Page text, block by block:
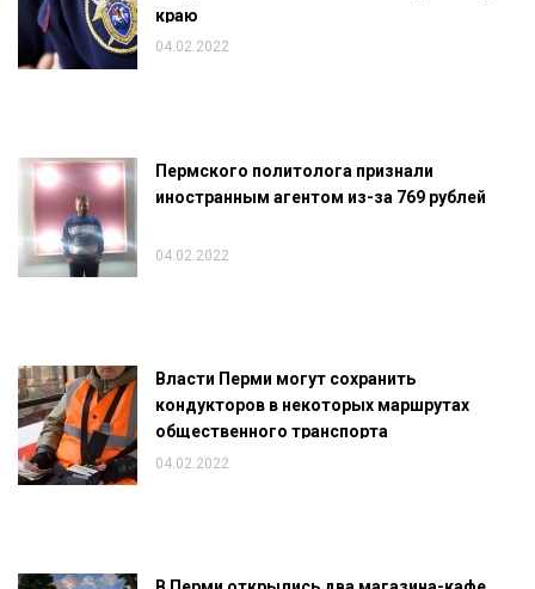
краю
04.02.2022
Пермского политолога признали
иностранным агентом из-за 769 рублей
04.02.2022
Власти Перми могут сохранить
кондукторов в некоторых маршрутах
общественного транспорта
04.02.2022